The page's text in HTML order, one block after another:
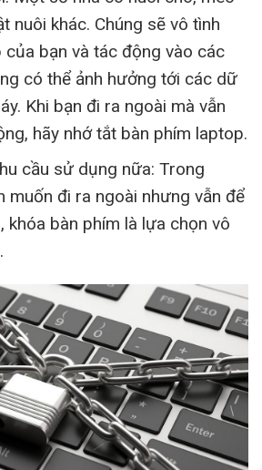
nuôi khác. Chúng sẽ vô tình
của bạn và tác động vào các
có thể ảnh hưởng tới các dữ
Khi bạn đi ra ngoài mà vẫn
hãy nhớ tắt bàn phím laptop.
cầu sử dụng nữa: Trong
muốn đi ra ngoài nhưng vẫn để
khóa bàn phím là lựa chọn vô